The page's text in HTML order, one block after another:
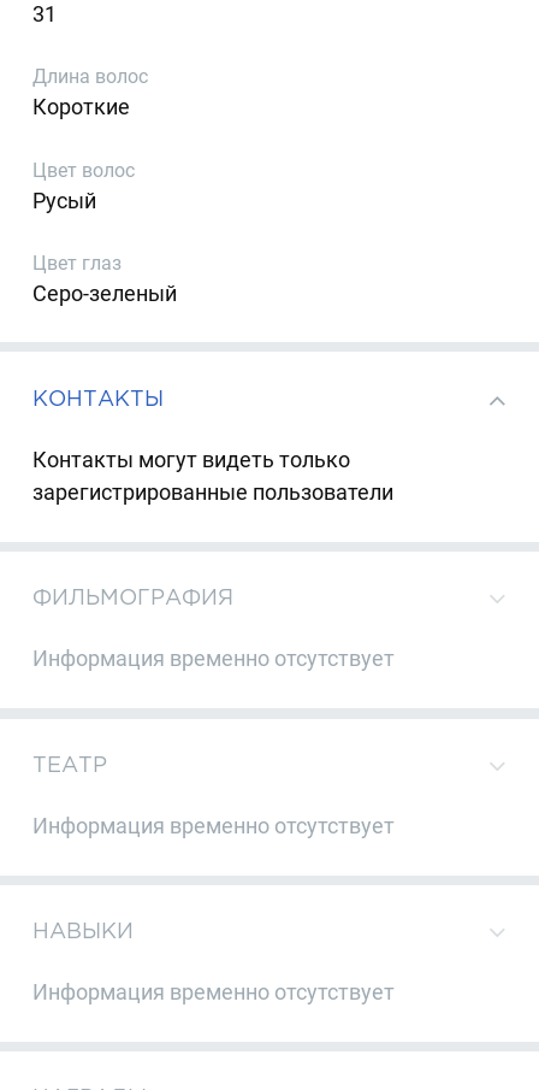
31
Длина волос
Короткие
Цвет волос
Русый
Цвет глаз
Серо-зеленый
КОНТАКТЫ
Контакты могут видеть только
зарегистрированные пользователи
ФИЛЬМОГРАФИЯ
Информация временно отсутствует
ТЕАТР
Информация временно отсутствует
НАВЫКИ
Информация временно отсутствует